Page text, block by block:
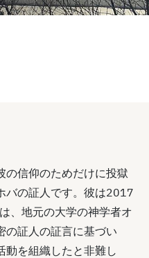
の信仰のためだけに投獄
バの証人です。彼は2017
、地元の大学の神学者オ
の証人の証言に基づい
動を組織したと非難し